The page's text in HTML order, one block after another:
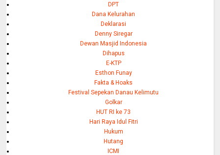
DPT
Dana Kelurahan
Deklarasi
Denny Siregar
Dewan Masjid Indonesia
Dihapus
E-KTP
Esthon Funay
Fakta & Hoaks
Festival Sepekan Danau Kelimutu
Golkar
HUT RI ke 73
Hari Raya Idul Fitri
Hukum
Hutang
ICMI